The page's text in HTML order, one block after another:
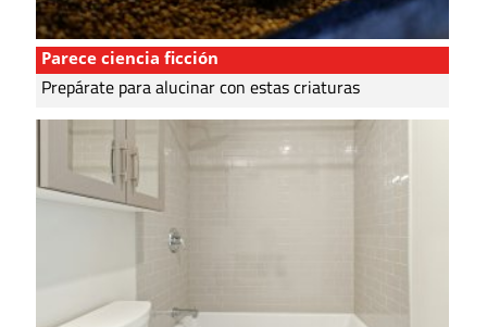
Parece ciencia ficción
Prepárate para alucinar con estas criaturas